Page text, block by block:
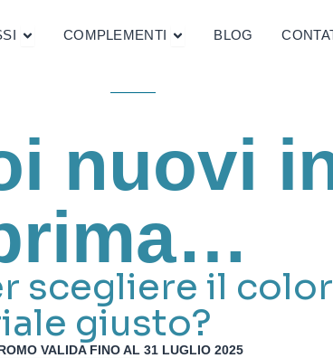
Apri InfissiCOMPLEMENTI Apri Complementi
BLOG
nuovi
scegliere il
giusto?
VALIDA FINO AL 31 LUGLIO 2025